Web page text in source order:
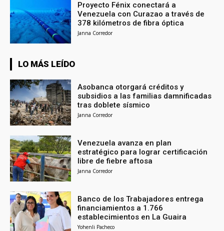
Proyecto Fénix conectará a
Venezuela con Curazao a través de
378 kilómetros de fibra óptica
Janna Corredor
LO MÁS LEÍDO
Asobanca otorgará créditos y
subsidios a las familias damnificadas
tras doblete sísmico
Janna Corredor
Venezuela avanza en plan
estratégico para lograr certificación
libre de fiebre aftosa
Janna Corredor
Banco de los Trabajadores entrega
financiamientos a 1.766
establecimientos en La Guaira
Yohenli Pacheco